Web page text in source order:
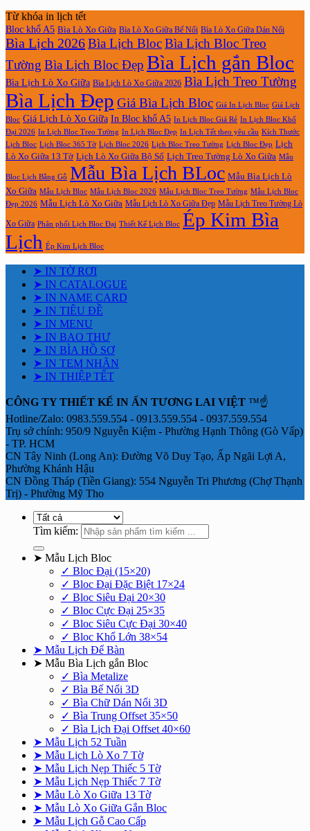
Từ khóa in lịch tết
Bloc khổ A5 Bìa Lò Xo Giữa Bìa Lò Xo Giữa Bế Nổi Bìa Lò Xo Giữa Dán Nổi
Bìa Lịch 2026Bìa Lịch BlocBìa Lịch Bloc Treo
Tường Bìa Lịch Bloc Đẹp Bìa Lịch gắn Bloc
Bìa Lịch Lò Xo Giữa Bìa Lịch Lò Xo Giữa 2026 Bìa Lịch Treo Tường
Bìa Lịch Đẹp Giá Bìa Lịch Bloc Giá In Lịch Bloc Giá Lịch
Bloc Giá Lịch Lò Xo Giữa In Bloc khổ A5 In Lịch Bloc Giá Rẻ In Lịch Bloc Khổ
Đại 2026 In Lịch Bloc Treo Tường In Lịch Bloc Đẹp In Lịch Tết theo yêu cầu Kích Thước
Lịch Bloc Lịch Bloc 365 Tờ Lịch Bloc 2026 Lịch Bloc Treo Tường Lịch Bloc Đẹp Lịch
Lò Xo Giữa 13 Tờ Lịch Lò Xo Giữa Bộ Số Lịch Treo Tường Lò Xo Giữa Mẫu
Bloc Lịch Bằng Gỗ Mẫu Bìa Lịch BLoc Mẫu Bìa Lịch Lò
Xo Giữa Mẫu Lịch Bloc Mẫu Lịch Bloc 2026 Mẫu Lịch Bloc Treo Tường Mẫu Lịch Bloc
Đẹp 2026 Mẫu Lịch Lò Xo Giữa Mẫu Lịch Lò Xo Giữa Đẹp Mẫu Lịch Treo Tường Lò
Xo Giữa Phân phối Lịch Bloc Đại Thiết Kế Lịch Bloc Ép Kim Bìa
Lịch Ép Kim Lịch Bloc
➤ IN TỜ RƠI
➤ IN CATALOGUE
➤ IN NAME CARD
➤ IN TIÊU ĐỀ
➤ IN MENU
➤ IN BAO THƯ
➤ IN BÌA HỒ SƠ
➤ IN TEM NHÃN
➤ IN THIỆP TẾT
CÔNG TY THIẾT KẾ IN ẤN TƯƠNG LAI VIỆT ™☝️
Hotline/Zalo: 0983.559.554 - 0913.559.554 - 0937.559.554
Trụ sở chính: 950/9 Nguyễn Kiệm - Phường Hạnh Thông (Gò Vấp)
- TP. HCM
CN Tây Ninh (Long An): Đường Võ Duy Tạo, Ấp Ngãi Lợi A,
Phường Khánh Hậu
CN Đồng Tháp (Tiền Giang): 554 Nguyễn Tri Phương (Chợ Thạnh
Trị) - Phường Mỹ Tho
Tìm kiếm:
➤ Mẫu Lịch Bloc
✓ Bloc Đại (15×20)
✓ Bloc Đại Đặc Biệt 17×24
✓ Bloc Siêu Đại 20×30
✓ Bloc Cực Đại 25×35
✓ Bloc Siêu Cực Đại 30×40
✓ Bloc Khổ Lớn 38×54
➤ Mẫu Lịch Để Bàn
➤ Mẫu Bìa Lịch gắn Bloc
✓ Bìa Metalize
✓ Bìa Bế Nổi 3D
✓ Bìa Chữ Dán Nổi 3D
✓ Bìa Trung Offset 35×50
✓ Bìa Lịch Đại Offset 40×60
➤ Mẫu Lịch 52 Tuần
➤ Mẫu Lịch Lò Xo 7 Tờ
➤ Mẫu Lịch Nẹp Thiếc 5 Tờ
➤ Mẫu Lịch Nẹp Thiếc 7 Tờ
➤ Mẫu Lò Xo Giữa 13 Tờ
➤ Mẫu Lò Xo Giữa Gắn Bloc
➤ Mẫu Lịch Gỗ Cao Cấp